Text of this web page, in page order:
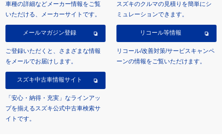
車種の詳細などメーカー情報をご覧
いただける、メーカーサイトです。
スズキのクルマの見積りを簡単にシ
ミュレーションできます。
メールマガジン登録
ご登録いただくと、さまざまな情報
をメールでお届けします。
リコール等情報
リコール/改善対策/サービスキャンペ
ーンの情報をご覧いただけます。
スズキ中古車情報サイト
「安心・納得・充実」なラインアッ
プを揃えるスズキ公式中古車検索サ
イトです。